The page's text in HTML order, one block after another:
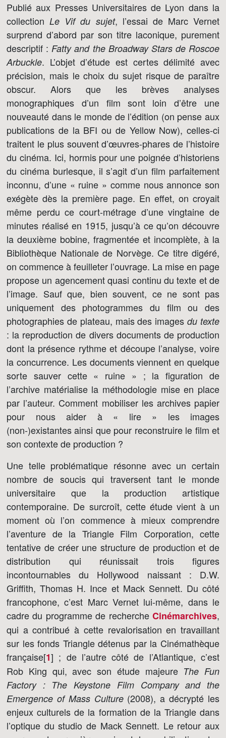
Publié aux Presses Universitaires de Lyon dans la
collectionLe Vif du sujet, l’essai de Marc Vernet
surprend d’abord par son titre laconique, purement
descriptif : Fatty and the Broadway Stars de Roscoe
Arbuckle. L’objet d’étude est certes délimité avec
précision, mais le choix du sujet risque de paraître
obscur. Alors que les brèves analyses
monographiques d’un film sont loin d’être une
nouveauté dans le monde de l’édition (on pense aux
publications de la BFI ou de Yellow Now), celles-ci
traitent le plus souvent d’œuvres-phares de l’histoire
du cinéma. Ici, hormis pour une poignée d’historiens
du cinéma burlesque, il s’agit d’un film parfaitement
inconnu, d’une « ruine » comme nous annonce son
exégète dès la première page. En effet, on croyait
même perdu ce court-métrage d’une vingtaine de
minutes réalisé en 1915, jusqu’à ce qu’on découvre
la deuxième bobine, fragmentée et incomplète, à la
Bibliothèque Nationale de Norvège. Ce titre digéré,
on commence à feuilleter l’ouvrage. La mise en page
propose un agencement quasi continu du texte et de
l’image. Sauf que, bien souvent, ce ne sont pas
uniquement des photogrammes du film ou des
photographies de plateau, mais des imagesdu texte
: la reproduction de divers documents de production
dont la présence rythme et découpe l’analyse, voire
la concurrence. Les documents viennent en quelque
sorte sauver cette « ruine » ; la figuration de
l’archive matérialise la méthodologie mise en place
par l’auteur. Comment mobiliser les archives papier
pour nous aider à « lire » les images
(non-)existantes ainsi que pour reconstruire le film et
son contexte de production ?
Une telle problématique résonne avec un certain
nombre de soucis qui traversent tant le monde
universitaire que la production artistique
contemporaine. De surcroît, cette étude vient à un
moment où l’on commence à mieux comprendre
l’aventure de la Triangle Film Corporation, cette
tentative de créer une structure de production et de
distribution qui réunissait trois figures
incontournables du Hollywood naissant : D.W.
Griffith, Thomas H. Ince et Mack Sennett. Du côté
francophone, c’est Marc Vernet lui-même, dans le
cadre du programme de recherche Cinémarchives,
qui a contribué à cette revalorisation en travaillant
sur les fonds Triangle détenus par la Cinémathèque
française[1] ; de l’autre côté de l’Atlantique, c’est
Rob King qui, avec son étude majeure The Fun
Factory : The Keystone Film Company and the
Emergence of Mass Culture(2008), a décrypté les
enjeux culturels de la formation de la Triangle dans
l’optique du studio de Mack Sennett. Le retour aux